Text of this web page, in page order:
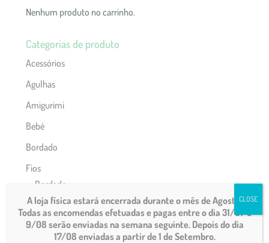
Nenhum produto no carrinho.
Categorias de produto
Acessórios
Agulhas
Amigurimi
Bebé
Bordado
Fios
Bordado
Composição
Espessuras
A loja física estará encerrada durante o mês de Agosto.
Todas as encomendas efetuadas e pagas entre o dia 31/07 e
9/08 serão enviadas na semana seguinte. Depois do dia
17/08 enviadas a partir de 1 de Setembro.
CLOSE